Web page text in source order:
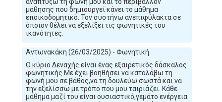
μάθησης που δημιουργεί κάνει το μάθημα
εποικοδομητικό. Τον συστήνω ανεπιφύλακτα σε
όποιον θέλει να εξελίξει τις φωνητικές του
ικανότητες.
Αντωνακάκη (26/03/2025) - Φωνητική
Ο κύριο Δεναχής είναι ένας εξαιρετικός δάσκαλος
φωνητικής.Με έχει βοηθήσει να καταλάβω τη
φωνή μου σε βάθος,να τη δουλεύω σωστά και να
την εξελίσσω με τρόπο που μου ταιριάζει. Κάθε
μάθημα μαζί του είναι ουσιαστικό,γεμάτο ενέργεια